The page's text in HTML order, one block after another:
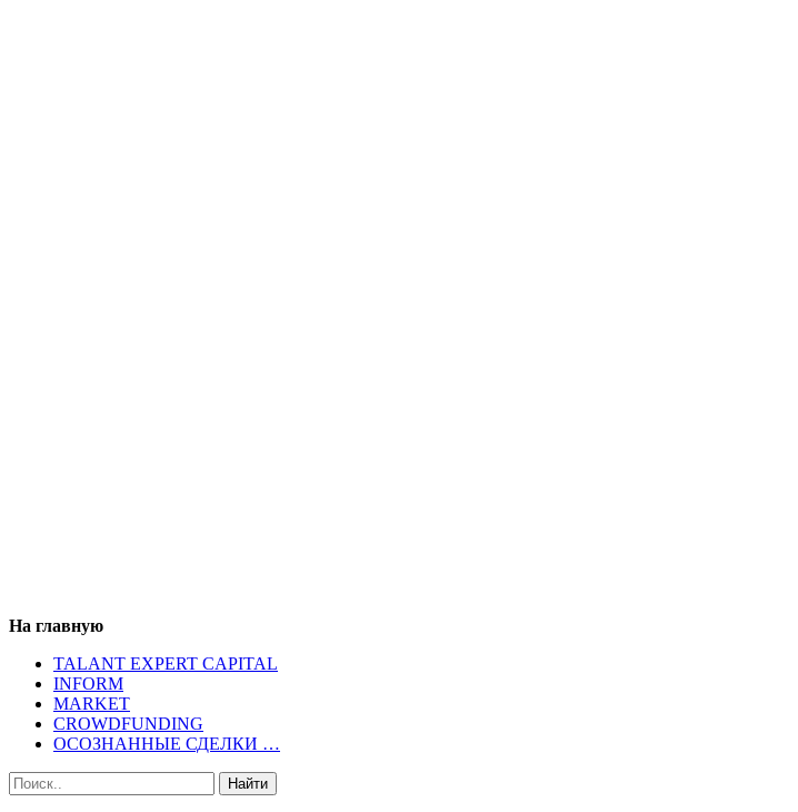
На главную
TALANT EXPERT CAPITAL
INFORM
MARKET
CROWDFUNDING
ОСОЗНАННЫЕ СДЕЛКИ …